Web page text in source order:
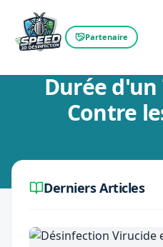
Partenaire
Retour au blog
Durée
Contre
Derniers Articles